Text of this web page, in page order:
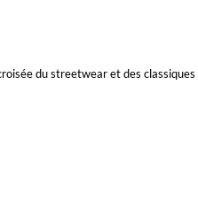
du streetwear et des classiques